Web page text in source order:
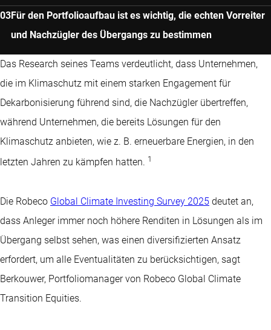
Für den Portfolioaufbau ist es wichtig, die echten Vorreiter
und Nachzügler des Übergangs zu bestimmen
Das Research seines Teams verdeutlicht, dass Unternehmen,
die im Klimaschutz mit einem starken Engagement für
Dekarbonisierung führend sind, die Nachzügler übertreffen,
während Unternehmen, die bereits Lösungen für den
Klimaschutz anbieten, wie z. B. erneuerbare Energien, in den
letzten Jahren zu kämpfen hatten. 1
Die Robeco Global Climate Investing Survey 2025 deutet an,
dass Anleger immer noch höhere Renditen in Lösungen als im
Übergang selbst sehen, was einen diversifizierten Ansatz
erfordert, um alle Eventualitäten zu berücksichtigen, sagt
Berkouwer, Portfoliomanager von Robeco Global Climate
Transition Equities.